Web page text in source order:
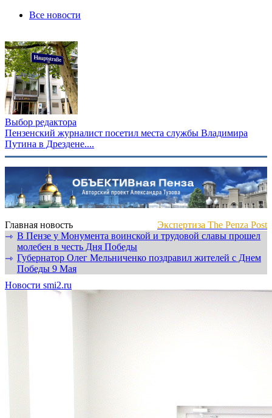
Все новости
Выбор редактора
Пензенский журналист посетил места службы Владимира
Путина в Дрездене....
Главная новость
Экспертиза The Penza Post
⇾ В Пензе у Монумента воинской и трудовой славы прошел
молебен в честь Дня Победы
⇾ Губернатор Олег Мельниченко поздравил жителей с Днем
Победы 9 Мая
Новости smi2.ru